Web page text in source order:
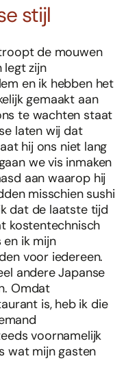
stijl
de mouwen
zijn
en ik hebben het
gemaakt aan
te wachten staat
laten wij dat
hij ons niet lang
we vis inmaken
aan waarop hij
misschien sushi
dat de laatste tijd
kostentechnisch
ik mijn
voor iedereen.
andere Japanse
Omdat
is, heb ik die
voornamelijk
wat mijn gasten